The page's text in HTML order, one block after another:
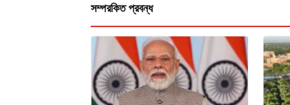
সম্পরকিত প্রবন্ধ